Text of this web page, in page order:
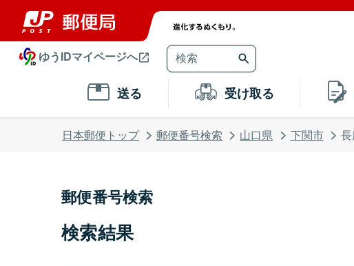
ゆうIDマイページへ
送る 受け取る
日本郵便トップ 郵便番号検索 山口県 下関市
郵便番号検索
検索結果